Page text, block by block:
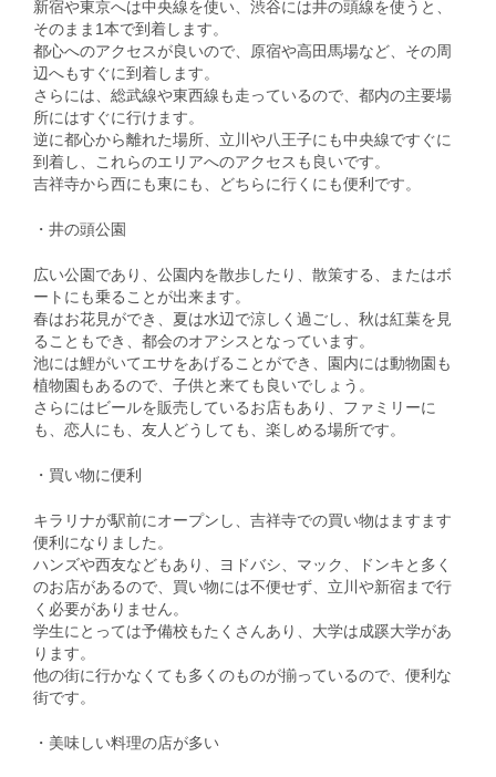
新宿や東京へは中央線を使い、渋谷には井の頭線を使うと、
そのまま1本で到着します。
都心へのアクセスが良いので、原宿や高田馬場など、その周
辺へもすぐに到着します。
さらには、総武線や東西線も走っているので、都内の主要場
所にはすぐに行けます。
逆に都心から離れた場所、立川や八王子にも中央線ですぐに
到着し、これらのエリアへのアクセスも良いです。
吉祥寺から西にも東にも、どちらに行くにも便利です。
・井の頭公園
広い公園であり、公園内を散歩したり、散策する、またはボ
ートにも乗ることが出来ます。
春はお花見ができ、夏は水辺で涼しく過ごし、秋は紅葉を見
ることもでき、都会のオアシスとなっています。
池には鯉がいてエサをあげることができ、園内には動物園も
植物園もあるので、子供と来ても良いでしょう。
さらにはビールを販売しているお店もあり、ファミリーに
も、恋人にも、友人どうしても、楽しめる場所です。
・買い物に便利
キラリナが駅前にオープンし、吉祥寺での買い物はますます
便利になりました。
ハンズや西友などもあり、ヨドバシ、マック、ドンキと多く
のお店があるので、買い物には不便せず、立川や新宿まで行
く必要がありません。
学生にとっては予備校もたくさんあり、大学は成蹊大学があ
ります。
他の街に行かなくても多くのものが揃っているので、便利な
街です。
・美味しい料理の店が多い